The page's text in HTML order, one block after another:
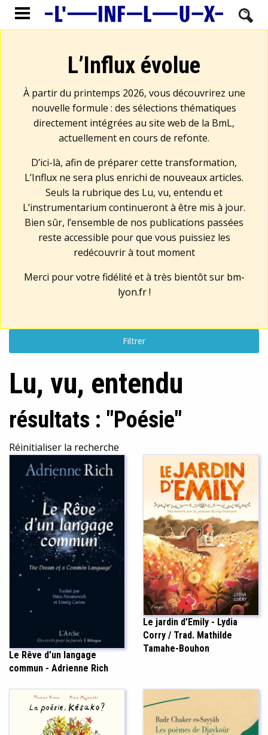
L’Influx évolue
À partir du printemps 2026, vous découvrirez une
nouvelle formule : des sélections thématiques
directement intégrées au site web de la BmL,
actuellement en cours de refonte.
D’ici-là, afin de préparer cette transformation,
L’Influx ne sera plus enrichi de nouveaux articles.
Seuls la rubrique des Lu, vu, entendu et
L’instrumentarium continueront à être mis à jour.
Bien sûr, l’ensemble de nos publications passées
reste accessible pour que vous puissiez les
redécouvrir à tout moment
Merci pour votre fidélité et à très bientôt sur bm-
lyon.fr!
Filtrer
Lu, vu, entendu
résultats : "Poésie"
Réinitialiser la recherche
Le Rêve d’un langage
commun - Adrienne Rich
Le jardin d’Emily - Lydia
Corry / Trad. Mathilde
Tamahe-Bouhon